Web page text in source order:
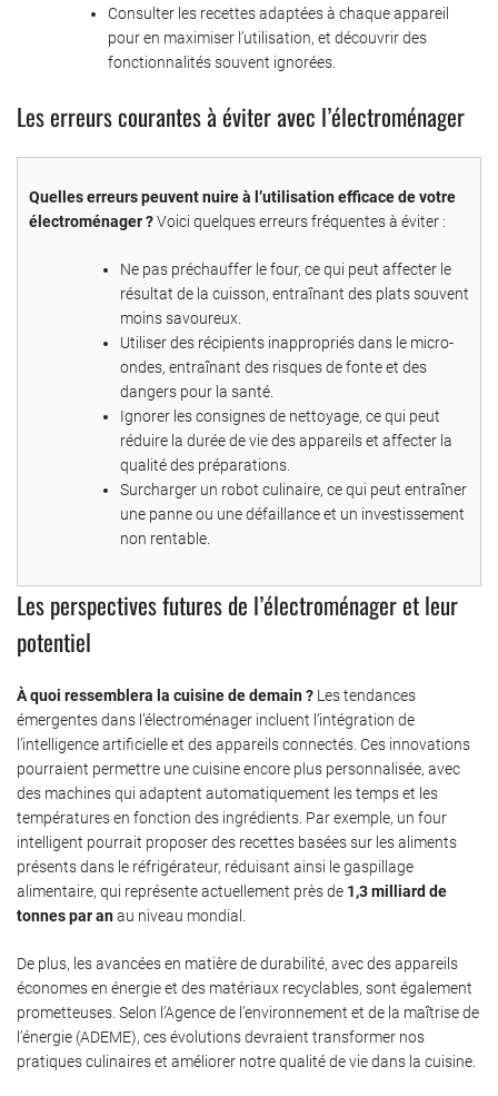
Consulter les recettes adaptées à chaque appareil
pour en maximiser l’utilisation, et découvrir des
fonctionnalités souvent ignorées.
Les erreurs courantes à éviter avec l’électroménager
Quelles erreurs peuvent nuire à l’utilisation efficace de votre
électroménager ?Voici quelques erreurs fréquentes à éviter :
Ne pas préchauffer le four, ce qui peut affecter le
résultat de la cuisson, entraînant des plats souvent
moins savoureux.
Utiliser des récipients inappropriés dans le micro-
ondes, entraînant des risques de fonte et des
dangers pour la santé.
Ignorer les consignes de nettoyage, ce qui peut
réduire la durée de vie des appareils et affecter la
qualité des préparations.
Surcharger un robot culinaire, ce qui peut entraîner
une panne ou une défaillance et un investissement
non rentable.
Les perspectives futures de l’électroménager et leur
potentiel
À quoi ressemblera la cuisine de demain ? Les tendances
émergentes dans l’électroménager incluent l’intégration de
l’intelligence artificielle et des appareils connectés. Ces innovations
pourraient permettre une cuisine encore plus personnalisée, avec
des machines qui adaptent automatiquement les temps et les
températures en fonction des ingrédients. Par exemple, un four
intelligent pourrait proposer des recettes basées sur les aliments
présents dans le réfrigérateur, réduisant ainsi le gaspillage
alimentaire, qui représente actuellement près de 1,3 milliard de
tonnes par anau niveau mondial.
De plus, les avancées en matière de durabilité, avec des appareils
économes en énergie et des matériaux recyclables, sont également
prometteuses. Selon l’Agence de l’environnement et de la maîtrise de
l’énergie (ADEME), ces évolutions devraient transformer nos
pratiques culinaires et améliorer notre qualité de vie dans la cuisine.